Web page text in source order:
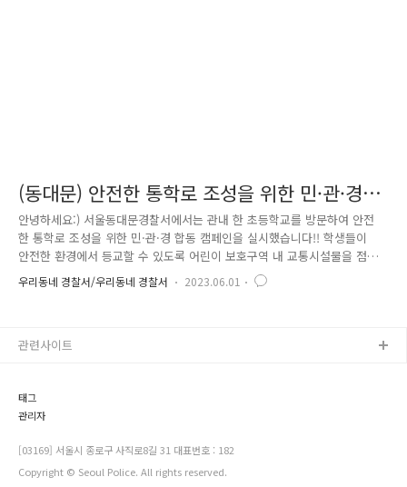
(동대문) 안전한 통학로 조성을 위한 민·관·경
합동 캠페인
안녕하세요:) 서울동대문경찰서에서는 관내 한 초등학교를 방문하여 안전
한 통학로 조성을 위한 민·관·경 합동 캠페인을 실시했습니다!! 학생들이
안전한 환경에서 등교할 수 있도록 어린이 보호구역 내 교통시설물을 점검
하고 교통안전 홍보 물품을 배부하는 등 안전 수칙 준수를 독려하였습니
다. 서울동대문경찰서에서는 학교 주변 범죄 및 교통사고 예방활동, 비전
대문경찰서가 함께하겠습니다!! 감사합니다^^
우리동네 경찰서/우리동네 경찰서 2023.06.01
태그
관리자
[03169] 서울시 종로구 사직로8길 31 대표번호 : 182
Copyright © Seoul Police. All rights reserved.
관련사이트